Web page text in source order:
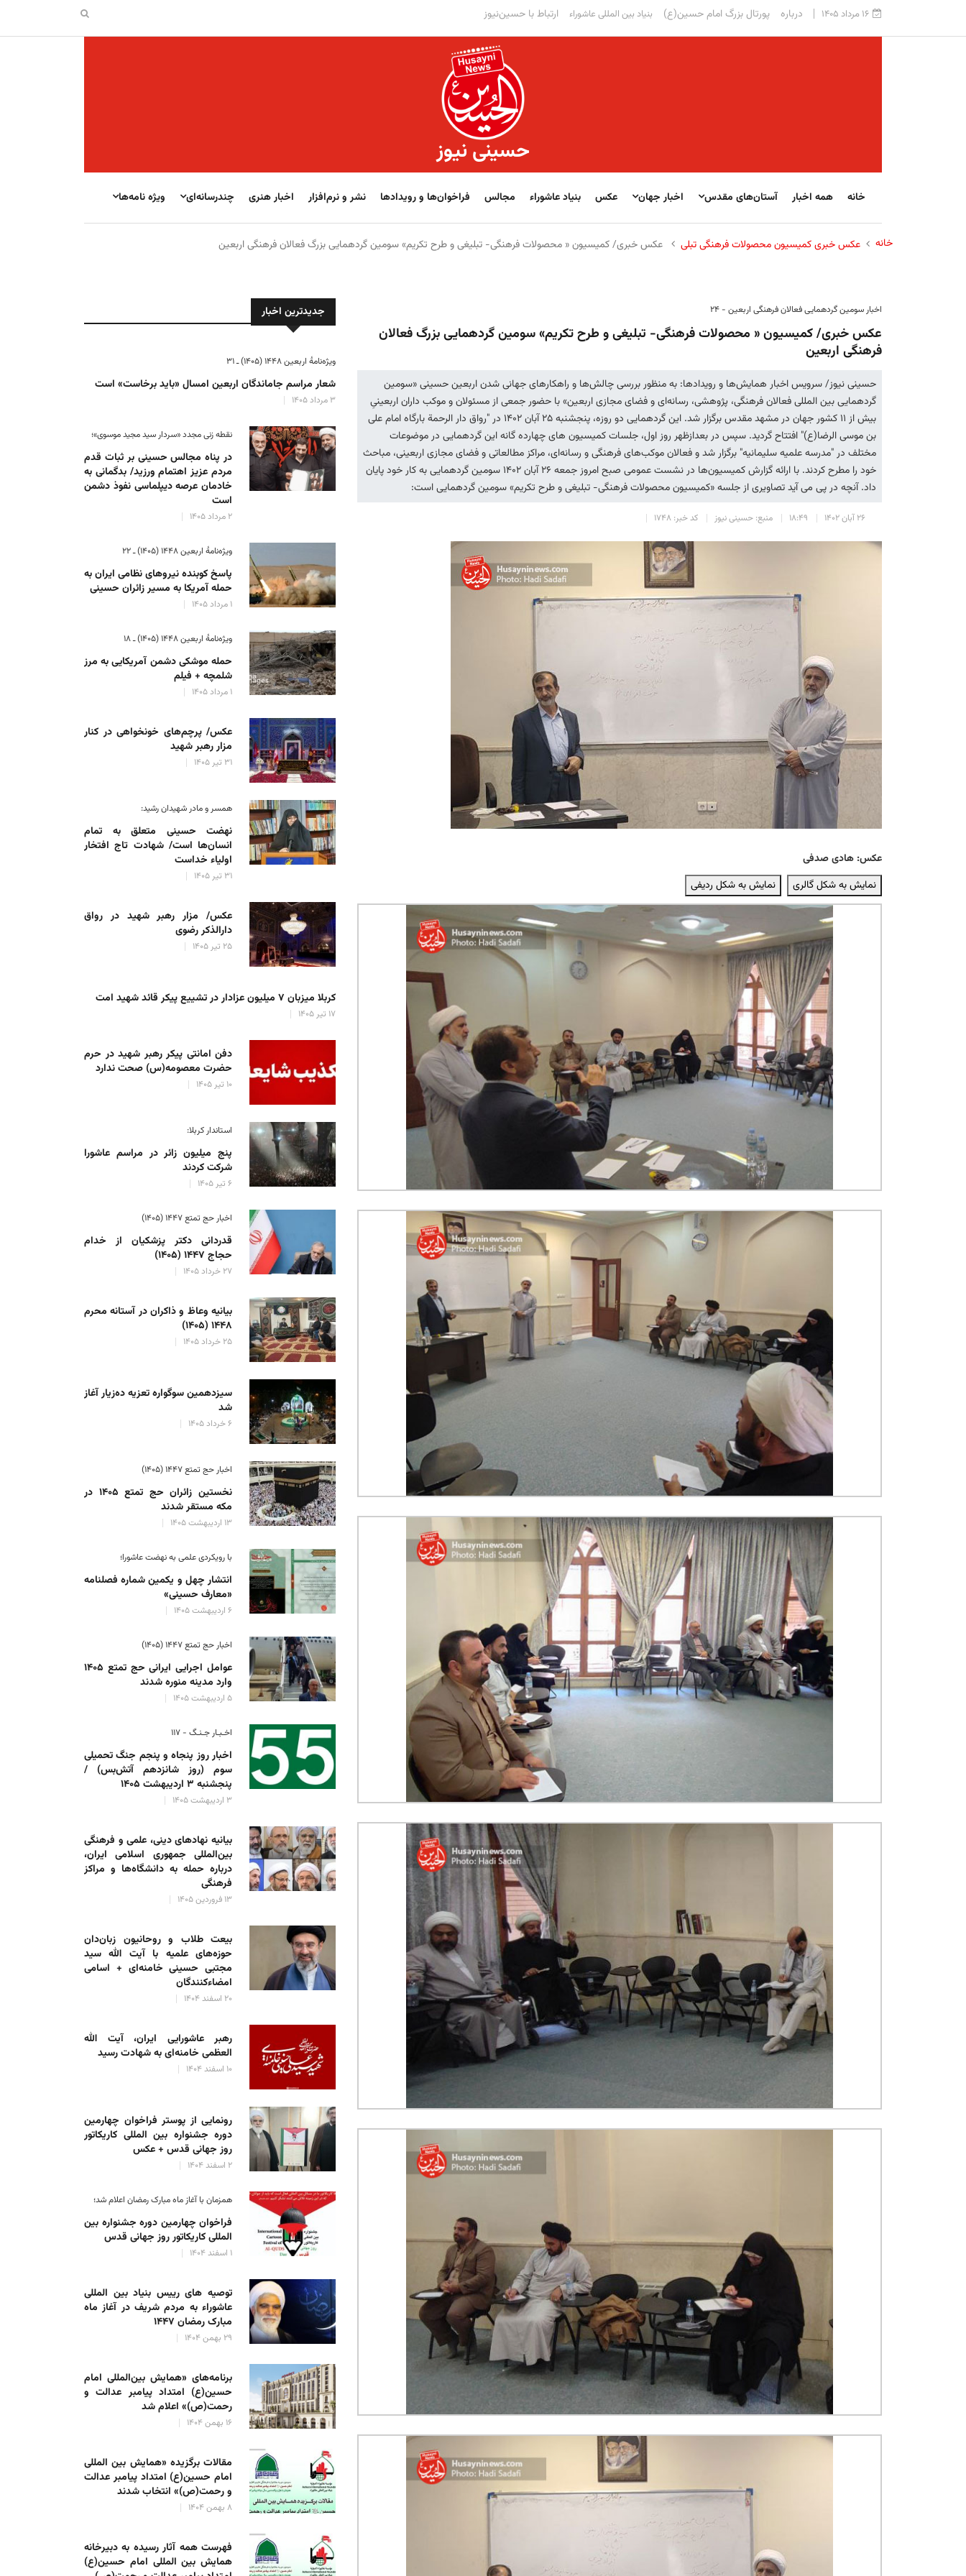
۱۶ مرداد ۱۴۰۵ درباره پورتال بزرگ امام حسین(ع) بنیاد بین المللی عاشوراء ارتباط با حسین‌نیوز
حسینی نیوز
خانه همه اخبار آستان‌های مقدس اخبار جهان عکس بنیاد عاشوراء مجالس فراخوان‌‏‏‏ها و رویدادها نشر و نرم‌افزار اخبار هنری چندرسانه‌ای ویژه نامه‌ها
خانه عکس خبری کمیسیون محصولات فرهنگی تبلی عکس خبری/ کمیسیون « محصولات فرهنگی- تبلیغی و طرح تکریم» سومین گردهمایی بزرگ فعالان فرهنگی اربعین
اخبار سومین گردهمایی فعالان فرهنگی اربعین - ۲۴
عکس خبری/ کمیسیون « محصولات فرهنگی- تبلیغی و طرح تکریم» سومین گردهمایی بزرگ فعالان
فرهنگی اربعین
حسینی نیوز/ سرویس اخبار همایش‌ها و رویدادها: به منظور بررسی چالش‌ها و راهکارهای جهانی شدن اربعین حسینی «سومین
گردهمایی بین المللی فعالان فرهنگی، پژوهشی، رسانه‌ای و فضای مجازی اربعین» با حضور جمعی از مسئولان و موکب داران اربعینیِ
بیش از ۱۱ کشور جهان در مشهد مقدس برگزار شد. این گردهمایی دو روزه، پنجشنبه ۲۵ آبان ۱۴۰۲ در "رواق دار الرحمة بارگاه امام علی
بن موسی الرضا(ع)" افتتاح گردید. سپس در بعدازظهر روز اول، جلسات کمیسیون های چهارده گانه این گردهمایی در موضوعات
مختلف در "مدرسه علمیه سلیمانیه" برگزار شد و فعالان موکب‌های فرهنگی و رسانه‌ای، مراکز مطالعاتی و فضای مجازی اربعینی، مباحث
خود را مطرح کردند. با ارائه گزارش کمیسیون‌ها در نشست عمومی صبح امروز جمعه ۲۶ آبان ۱۴۰۲ سومین گردهمایی به کار خود پایان
داد. آنچه در پی می آید تصاویری از جلسه «کمیسیون محصولات فرهنگی- تبلیغی و طرح تکریم» سومین گردهمایی است:
۲۶ آبان ۱۴۰۲ ۱۸:۴۹ منبع: حسینی نیوز کد خبر: ۱۷۴۸
عکس: هادی صدفی
نمایش به شکل گالری
نمایش به شکل ردیفی
جدیدترین اخبار
ویژه‌نامهٔ اربعین ۱۴۴۸ (۱۴۰۵) ـ ۳۱
شعار مراسم جاماندگان اربعین امسال «باید برخاست» است
۳ مرداد ۱۴۰۵
نقطه زنی مجدد «سردار سید مجید موسوی»؛
در پناه مجالس حسینی بر ثبات‌ قدم
مردم عزیز اهتمام ورزید/ بدگمانی به
خادمان عرصه دیپلماسی نفوذ دشمن
است
۲ مرداد ۱۴۰۵
ویژه‌نامهٔ اربعین ۱۴۴۸ (۱۴۰۵) ـ ۲۲
پاسخ کوبنده نیروهای نظامی ایران به
حمله آمریکا به مسیر زائران حسینی
۱ مرداد ۱۴۰۵
ویژه‌نامهٔ اربعین ۱۴۴۸ (۱۴۰۵) ـ ۱۸
حمله موشکی دشمن آمریکایی به مرز
شلمچه + فیلم
۱ مرداد ۱۴۰۵
عکس/ پرچم‌های خونخواهی در کنار
مزار رهبر شهید
۳۱ تیر ۱۴۰۵
همسر و مادر شهیدان رشید:
نهضت حسینی متعلق به تمام
انسان‌ها است/ شهادت تاج افتخار
اولیاء خداست
۳۱ تیر ۱۴۰۵
عکس/ مزار رهبر شهید در رواق
دارالذکر رضوی
۲۵ تیر ۱۴۰۵
کربلا میزبان ۷ میلیون عزادار در تشییع پیکر قائد شهید امت
۱۷ تیر ۱۴۰۵
دفن امانتی پیکر رهبر شهید در حرم
حضرت معصومه(س) صحت ندارد
۱۰ تیر ۱۴۰۵
استاندار کربلا:
پنج میلیون زائر در مراسم عاشورا
شرکت کردند
۶ تیر ۱۴۰۵
اخبار حج تمتع ۱۴۴۷ (۱۴۰۵)
قدردانی دکتر پزشکیان از خدام
حجاج ۱۴۴۷ (۱۴۰۵)
۲۷ خرداد ۱۴۰۵
بیانیه وعاظ و ذاکران در آستانه محرم
۱۴۴۸ (۱۴۰۵)
۲۵ خرداد ۱۴۰۵
سیزدهمین سوگواره تعزیه ده‌زیار آغاز
شد
۶ خرداد ۱۴۰۵
اخبار حج تمتع ۱۴۴۷ (۱۴۰۵)
نخستین زائران حج تمتع ۱۴۰۵ در
مکه مستقر شدند
۱۳ اردیبهشت ۱۴۰۵
با رویکردی علمی به نهضت عاشورا؛
انتشار چهل و یکمین شماره فصلنامه
«معارف حسینی»
۶ اردیبهشت ۱۴۰۵
اخبار حج تمتع ۱۴۴۷ (۱۴۰۵)
عوامل اجرایی ایرانی حج تمتع ۱۴۰۵
وارد مدینه منوره ‌شدند
۵ اردیبهشت ۱۴۰۵
اخـبـار جـنـگ - ۱۱۷
اخبار روز پنجاه و پنجم جنگ تحمیلی
سوم (روز شانزدهم آتش‌بس) /
پنجشنبه ۳ اردیبهشت ۱۴۰۵
۳ اردیبهشت ۱۴۰۵
بیانیه نهادهای دینی، علمی و فرهنگی
بین‌المللی جمهوری اسلامی ایران،
درباره حمله به دانشگاه‌ها و مراکز
فرهنگی
۱۳ فروردین ۱۴۰۵
بیعت طلاب و روحانیون زبان‌دان
حوزه‌های علمیه با آیت الله سید
مجتبی حسینی خامنه‌ای + اسامی
امضاءکنندگان
۲۰ اسفند ۱۴۰۴
رهبر عاشورایی ایران، آیت الله
العظمی خامنه‌ای به شهادت رسید
۱۰ اسفند ۱۴۰۴
رونمایی از پوستر فراخوان چهارمین
دوره جشنواره بین المللی کاریکاتور
روز جهانی قدس + عکس
۲ اسفند ۱۴۰۴
همزمان با آغاز ماه مبارک رمضان اعلام شد؛
فراخوان چهارمین دوره جشنواره بین
المللی کاریکاتور روز جهانی قدس
۱ اسفند ۱۴۰۴
توصیه های رییس بنیاد بین المللی
عاشوراء به مردم شریف در آغاز ماه
مبارک رمضان ۱۴۴۷
۲۹ بهمن ۱۴۰۴
برنامه‌های «همایش بین‌المللی امام
حسین(ع) امتداد پیامبر عدالت و
رحمت(ص)» اعلام شد
۱۶ بهمن ۱۴۰۴
مقالات برگزیده «همایش بین المللی
امام حسین(ع) امتداد پیامبر عدالت
و رحمت(ص)» انتخاب شدند
۸ بهمن ۱۴۰۴
فهرست همه آثار رسیده به دبیرخانه
همایش بین المللی امام حسین(ع)